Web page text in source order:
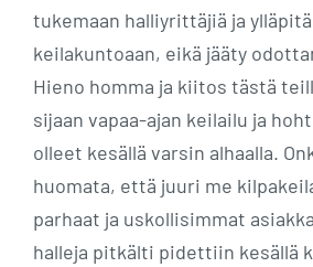
tukemaan halliyrittäjiä ja
keilakuntoaan, eikä jääty
Hieno homma ja kiitos tästä
sijaan vapaa-ajan keilailu ja
olleet kesällä varsin alhaalla.
huomata, että juuri me
parhaat ja uskollisimmat
halleja pitkälti pidettiin kesällä